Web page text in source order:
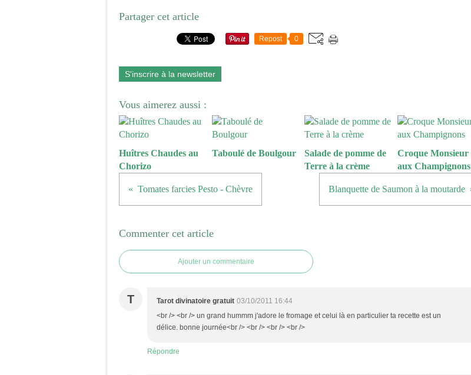
Partager cet article
Repost 0
S'inscrire à la newsletter
Vous aimerez aussi :
Huîtres Chaudes au
Chorizo
Taboulé de Boulgour
Salade de pomme de
Terre à la crème
Croque Monsieur
aux Champignons
Tomates farcies Pesto - Chèvre Blanquette de Saumon à la moutarde
Commenter cet article
Ajouter un commentaire
T Tarot divinatoire gratuit 03/10/2011 16:44
<br /> <br /> un grand hummm j'adore le fromage et celui là en particulier ta recette est un
délice. bonne journée<br /> <br /> <br /> <br />
Répondre